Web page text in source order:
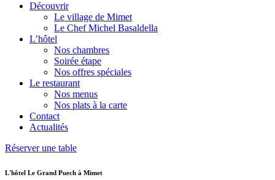
Découvrir
Le village de Mimet
Le Chef Michel Basaldella
L’hôtel
Nos chambres
Soirée étape
Nos offres spéciales
Le restaurant
Nos menus
Nos plats à la carte
Contact
Actualités
Réserver une table
L'hôtel Le Grand Puech à Mimet